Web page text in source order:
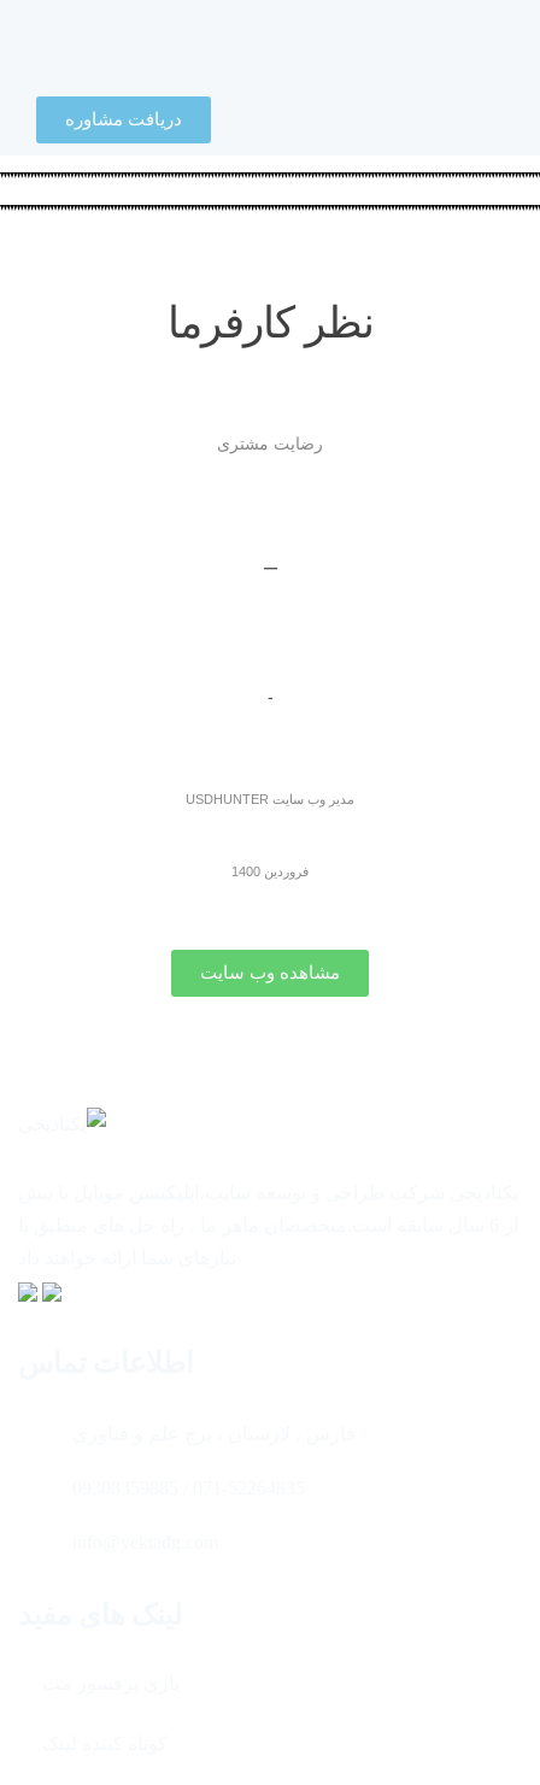
دریافت مشاوره
نظر کارفرما
رضایت مشتری
–
-
مدیر وب سایت USDHUNTER
فروردین 1400
مشاهده وب سایت